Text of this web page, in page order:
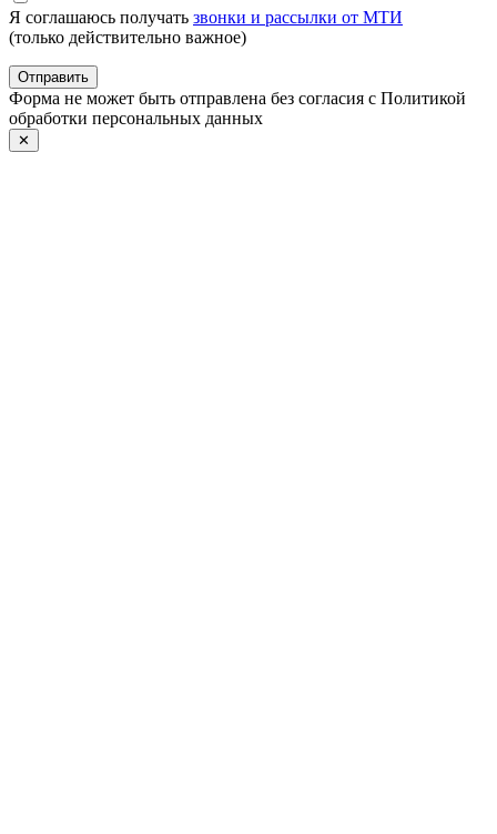
Я соглашаюсь получать звонки и рассылки от МТИ
(только действительно важное)
Отправить
Форма не может быть отправлена без согласия с Политикой
обработки персональных данных
✕